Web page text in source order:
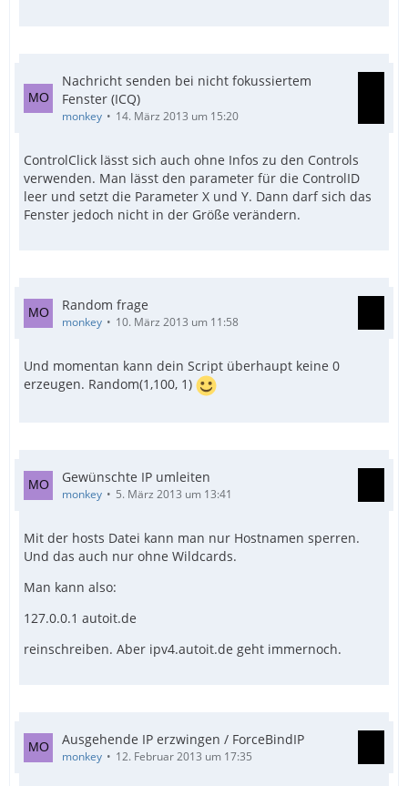
Nachricht senden bei nicht fokussiertem
Fenster (ICQ)
monkey 14. März 2013 um 15:20
ControlClick lässt sich auch ohne Infos zu den Controls
verwenden. Man lässt den parameter für die ControlID
leer und setzt die Parameter X und Y. Dann darf sich das
Fenster jedoch nicht in der Größe verändern.
Random frage
monkey 10. März 2013 um 11:58
Und momentan kann dein Script überhaupt keine 0
erzeugen. Random(1,100, 1)
Gewünschte IP umleiten
monkey 5. März 2013 um 13:41
Mit der hosts Datei kann man nur Hostnamen sperren.
Und das auch nur ohne Wildcards.
Man kann also:
127.0.0.1 autoit.de
reinschreiben. Aber ipv4.autoit.de geht immernoch.
Ausgehende IP erzwingen / ForceBindIP
monkey 12. Februar 2013 um 17:35